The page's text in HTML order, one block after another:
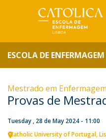
ESCOLA DE
Mestrado em Enfermagem
Provas de
Tuesday , 28 de May 2024 - 11:00
Catholic University of Portugal